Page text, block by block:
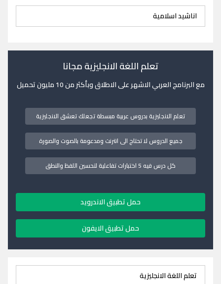
اناشيد اسلامية
تعلم اللغة الانجليزية مجانا
مع البرنامج العربي الاشهر على الاطلاق وبأكثر من 10 مليون تحميل
تعلم الانجليزية بدروس عربية مبسطة تجعلك تعشق الانجليزية
جميع الدروس لا تحتاج الى انترنت ومدعومة بالصوت والصورة
كل درس فيه 5 اختبارات تفاعلية لتحسين اللفظ والنطق
حمل تطبيق الاندرويد
حمل تطبيق الايفون
تعلم اللغة الانجليزية